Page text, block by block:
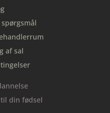
af sal
din fødsel